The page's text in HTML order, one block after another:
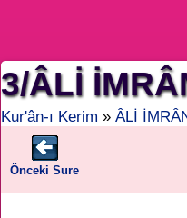
3/ÂLİ
Kur'ân-ı Kerim » ÂLİ
Önceki Sure